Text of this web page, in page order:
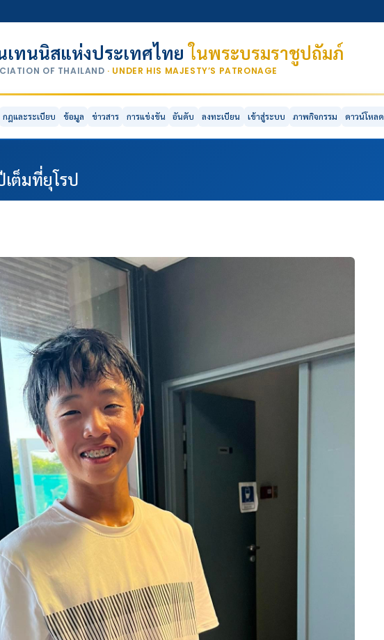
ทนนิสแห่งประเทศไทยในพระบรมราชูปถัมภ์
OF THAILAND · UNDER HIS MAJESTY’S PATRONAGE
กฎและระเบียบ ข้อมูล ข่าวสาร การแข่งขัน อันดับ ลงทะเบียน เข้าสู่ระบบ ภาพกิจกรรม ดาวน์โหลด
ต็มที่ยุโรป